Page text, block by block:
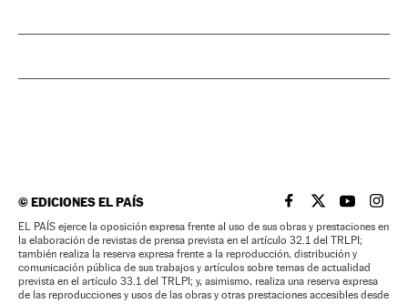
©EDICIONES EL PAÍS EL PAÍS BRASIL EN
EL PAÍSEL PAÍS
EL
EL PAÍS ejerce la oposición expresa frente al uso de sus obras y prestaciones en
la elaboración de revistas de prensa prevista en el artículo 32.1 del TRLPI;
también realiza la reserva expresa frente a la reproducción, distribución y
comunicación pública de sus trabajos y artículos sobre temas de actualidad
prevista en el artículo 33.1 del TRLPI; y, asimismo, realiza una reserva expresa
de las reproducciones y usos de las obras y otras prestaciones accesibles desde